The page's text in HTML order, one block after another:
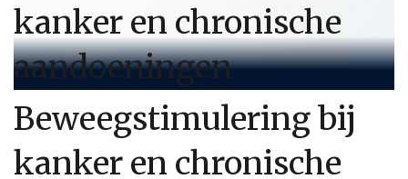
kanker en chronische
aandoeningen
Beweegstimulering bij
kanker en chronische